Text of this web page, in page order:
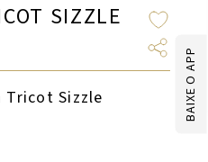
BAIXE O APP
SIZZLE
Tricot Sizzle